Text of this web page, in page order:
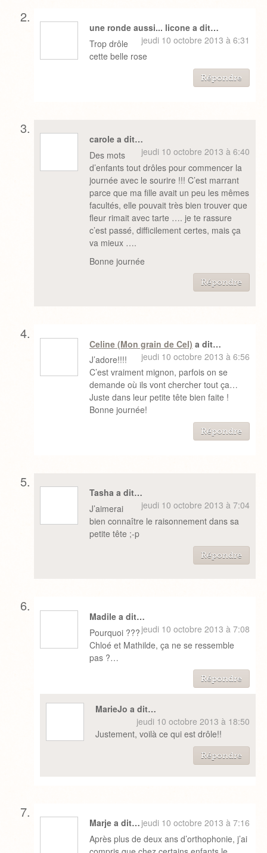
une ronde aussi... licone a dit…
jeudi 10 octobre 2013 à 6:31
Trop drôle
cette belle rose
Répondre
carole a dit…
jeudi 10 octobre 2013 à 6:40
Des mots
d’enfants tout drôles pour commencer la
journée avec le sourire !!! C’est marrant
parce que ma fille avait un peu les mêmes
facultés, elle pouvait très bien trouver que
fleur rimait avec tarte …. je te rassure
c’est passé, difficilement certes, mais ça
va mieux ….
Bonne journée
Répondre
Celine (Mon grain de Cel) a dit…
jeudi 10 octobre 2013 à 6:56
J’adore!!!!
C’est vraiment mignon, parfois on se
demande où ils vont chercher tout ça…
Juste dans leur petite tête bien faite !
Bonne journée!
Répondre
Tasha a dit…
jeudi 10 octobre 2013 à 7:04
J’aimerai
bien connaître le raisonnement dans sa
petite tête ;-p
Répondre
Madile a dit…
jeudi 10 octobre 2013 à 7:08
Pourquoi ???
Chloé et Mathilde, ça ne se ressemble
pas ?…
Répondre
MarieJo a dit…
jeudi 10 octobre 2013 à 18:50
Justement, voilà ce qui est drôle!!
Répondre
Marje a dit… jeudi 10 octobre 2013 à 7:16
Après plus de deux ans d’orthophonie, j’ai